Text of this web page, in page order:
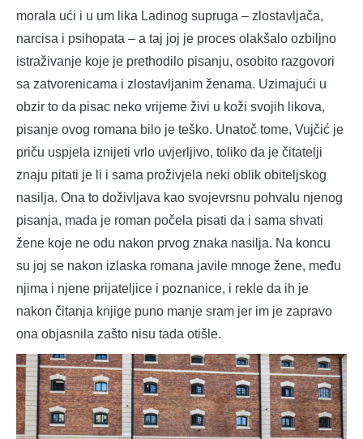
morala ući i u um lika Ladinog supruga – zlostavljača,
narcisa i psihopata – a taj joj je proces olakšalo ozbiljno
istraživanje koje je prethodilo pisanju, osobito razgovori
sa zatvorenicama i zlostavljanim ženama. Uzimajući u
obzir to da pisac neko vrijeme živi u koži svojih likova,
pisanje ovog romana bilo je teško. Unatoč tome, Vujčić je
priču uspjela iznijeti vrlo uvjerljivo, toliko da je čitatelji
znaju pitati je li i sama proživjela neki oblik obiteljskog
nasilja. Ona to doživljava kao svojevrsnu pohvalu njenog
pisanja, mada je roman počela pisati da i sama shvati
žene koje ne odu nakon prvog znaka nasilja. Na koncu
su joj se nakon izlaska romana javile mnoge žene, među
njima i njene prijateljice i poznanice, i rekle da ih je
nakon čitanja knjige puno manje sram jer im je zapravo
ona objasnila zašto nisu tada otišle.